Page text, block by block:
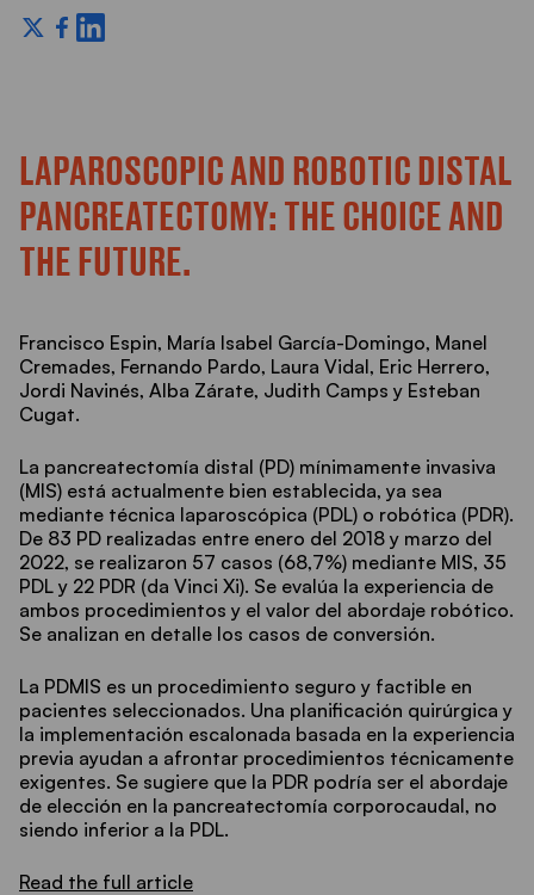
LAPAROSCOPIC AND ROBOTIC DISTAL
PANCREATECTOMY: THE CHOICE AND
THE FUTURE.
Francisco Espin, María Isabel García-Domingo, Manel
Cremades, Fernando Pardo, Laura Vidal, Eric Herrero,
Jordi Navinés, Alba Zárate, Judith Camps y Esteban
Cugat.
La pancreatectomía distal (PD) mínimamente invasiva
(MIS) está actualmente bien establecida, ya sea
mediante técnica laparoscópica (PDL) o robótica (PDR).
De 83 PD realizadas entre enero del 2018 y marzo del
2022, se realizaron 57 casos (68,7%) mediante MIS, 35
PDL y 22 PDR (da Vinci Xi). Se evalúa la experiencia de
ambos procedimientos y el valor del abordaje robótico.
Se analizan en detalle los casos de conversión.
La PDMIS es un procedimiento seguro y factible en
pacientes seleccionados. Una planificación quirúrgica y
la implementación escalonada basada en la experiencia
previa ayudan a afrontar procedimientos técnicamente
exigentes. Se sugiere que la PDR podría ser el abordaje
de elección en la pancreatectomía corporocaudal, no
siendo inferior a la PDL.
Read the full article